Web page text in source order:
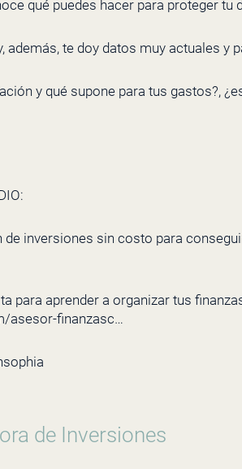
qué puedes hacer para proteger tu
además, te doy datos muy actuales y
y qué supone para tus gastos?,
inversiones sin costo para
para aprender a organizar tus
asesor-finanzasc…
de Inversiones